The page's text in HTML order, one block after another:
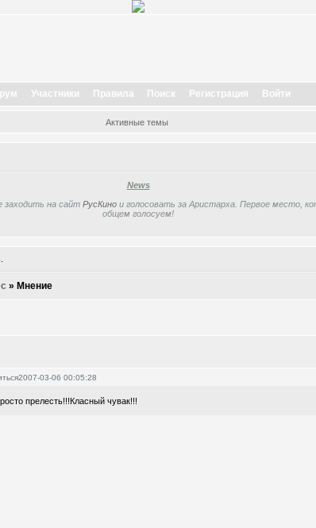
Участники Правила Поиск Регистрация Войти
Активные темы
News
заходить на сайт РусКино и голосовать за Аристарха. Первое место,
общем голосуем!
.
»Мнение
2007-03-06 00:05:28
прелесть!!!Класный чувак!!!